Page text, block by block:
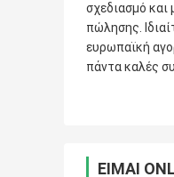
σχεδιασμό και
πώλησης.
ευρωπαϊκή
πάντα καλές
ΕΊΜΑΙ